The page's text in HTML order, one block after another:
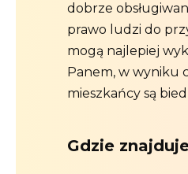
dobrze
prawo ludzi do
mogą najlepiej
Panem, w wyniku
mieszkańcy są
Gdzie